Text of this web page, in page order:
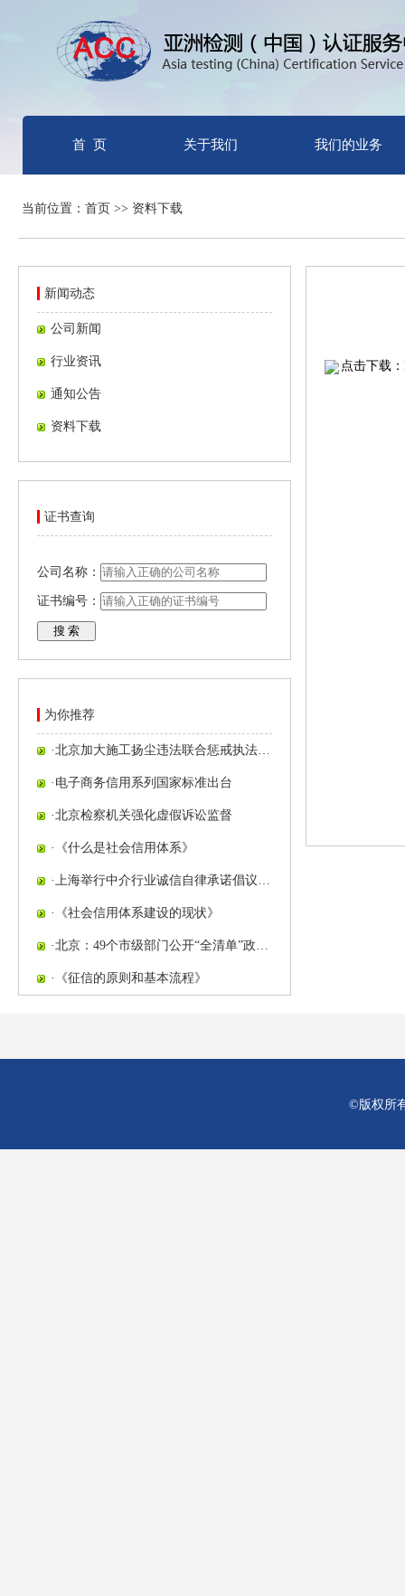
首 页 关于我们 我们的业务
当前位置：首页 >> 资料下载
新闻动态
公司新闻
行业资讯
通知公告
资料下载
证书查询
公司名称：
证书编号：
为你推荐
·北京加大施工扬尘违法联合惩戒执法…
· 电子商务信用系列国家标准出台
·北京检察机关强化虚假诉讼监督
· 《什么是社会信用体系》
·上海举行中介行业诚信自律承诺倡议…
· 《社会信用体系建设的现状》
·北京：49个市级部门公开“全清单”政…
· 《征信的原则和基本流程》
点击下载
©版权所